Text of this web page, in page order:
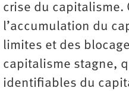
crise du capitalisme.
l’accumulation du
limites et des
capitalisme stagne,
identifiables du